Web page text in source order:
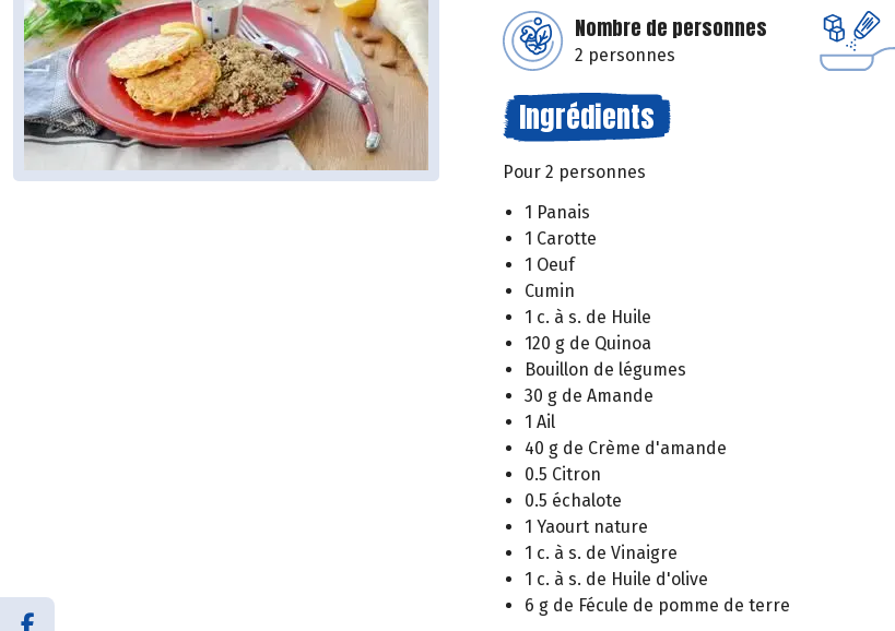
Nombre de personnes
2 personnes
Ingrédients
Pour 2 personnes
1 Panais
1 Carotte
1 Oeuf
Cumin
1 c. à s. de Huile
120 g de Quinoa
Bouillon de légumes
30 g de Amande
1 Ail
40 g de Crème d'amande
0.5 Citron
0.5 échalote
1 Yaourt nature
1 c. à s. de Vinaigre
1 c. à s. de Huile d'olive
6 g de Fécule de pomme de terre